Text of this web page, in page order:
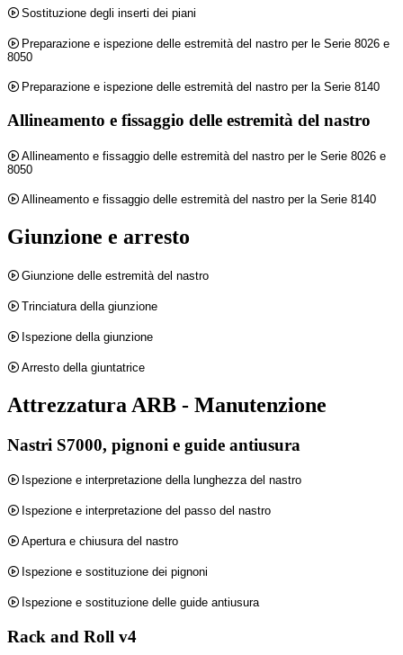
Sostituzione degli inserti dei piani
Preparazione e ispezione delle estremità del nastro per le Serie 8026 e
8050
Preparazione e ispezione delle estremità del nastro per la Serie 8140
Allineamento e fissaggio delle estremità del nastro
Allineamento e fissaggio delle estremità del nastro per le Serie 8026 e
8050
Allineamento e fissaggio delle estremità del nastro per la Serie 8140
Giunzione e arresto
Giunzione delle estremità del nastro
Trinciatura della giunzione
Ispezione della giunzione
Arresto della giuntatrice
Attrezzatura ARB - Manutenzione
Nastri S7000, pignoni e guide antiusura
Ispezione e interpretazione della lunghezza del nastro
Ispezione e interpretazione del passo del nastro
Apertura e chiusura del nastro
Ispezione e sostituzione dei pignoni
Ispezione e sostituzione delle guide antiusura
Rack and Roll v4